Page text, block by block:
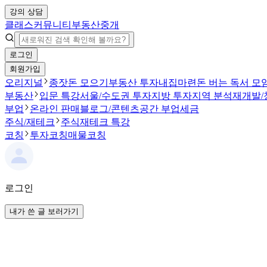
강의 상담
클래스커뮤니티 부동산중개
로그인
회원가입
오리지널 종잣돈 모으기 부동산 투자내집마련 돈 버는 독서 모
부동산
입문 특강서울/수도권 투자지방 투자지역 분석재개발/
부업
온라인 판매 블로그/콘텐츠공간 부업세금
주식/재테크
주식재테크 특강
코칭
투자코칭매물코칭
로그인
내가 쓴 글 보러가기